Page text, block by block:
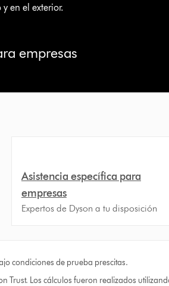
en el exterior.
empresas
Asistencia específica para
empresas
Expertos de Dyson a tu disposición
condiciones de prueba prescitas.
Los cálculos fueron realizados